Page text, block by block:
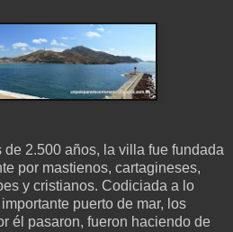
2.500 años, la villa fue fundada
por mastienos, cartagineses,
y cristianos. Codiciada a lo
puerto de mar, los
él pasaron, fueron haciendo de